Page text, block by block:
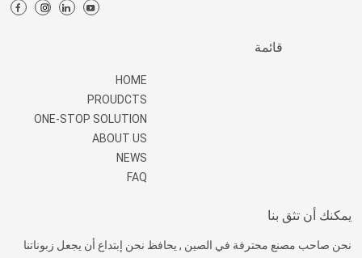
قائمة
HOME
PROUDCTS
ONE-STOP SOLUTION
ABOUT US
NEWS
FAQ
يمكنك أن تثق بنا
نحن صاحب مصنع محترفة في الصين , يحافظ نحن إبتداع أن يجعل زبوناتنا